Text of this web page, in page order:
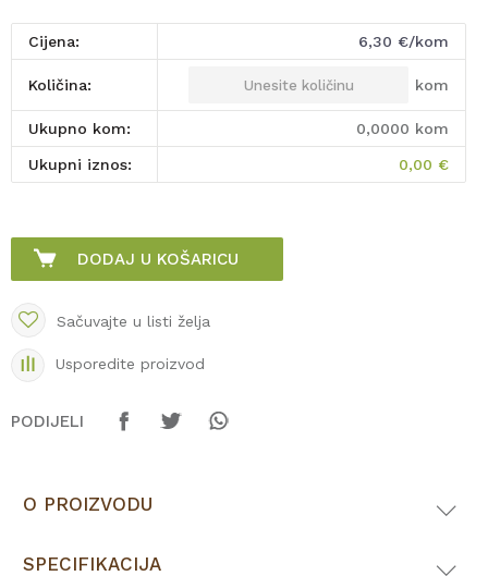
Cijena: 6,30 €/kom
Količina: kom
Ukupno kom: 0,0000 kom
Ukupni iznos: 0,00 €
DODAJ U KOŠARICU
Sačuvajte u listi želja
Usporedite proizvod
PODIJELI
O PROIZVODU
SPECIFIKACIJA